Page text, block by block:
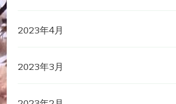
2023年4月
2023年3月